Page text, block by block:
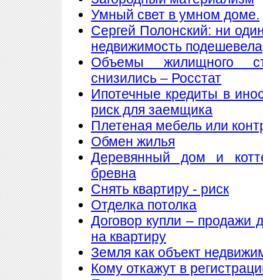
Умный свет в умном доме.
Сергей Полонский: ни
недвижимость подешевела
Объемы жилищного
снизились – Росстат
Ипотечные кредиты в
риск для заемщика
Плетеная мебель или
Обмен жилья
Деревянный дом и
бревна
Снять квартиру - риск
Отделка потолка
Договор купли – продажи
на квартиру
Земля как объект
Кому откажут в